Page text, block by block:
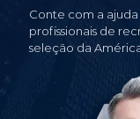
Conte com a
profissionais de
seleção da